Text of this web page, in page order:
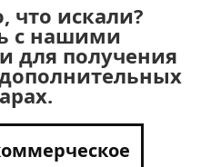
что искали?
с нашими
для получения